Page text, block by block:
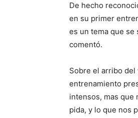
De hecho
en su primer
es un tema que se
comentó.
Sobre el arribo del
entrenamiento
intensos, mas que
pida, y lo que nos